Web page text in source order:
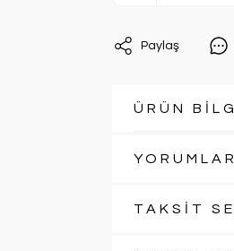
Paylaş
ÜRÜN
YORUMLAR
TAKSİT